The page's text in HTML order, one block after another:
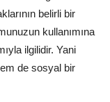
belirli bir
kullanımına
ilgilidir. Yani
de sosyal bir